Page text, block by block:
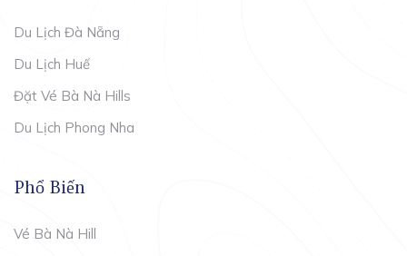
Du Lịch Đà Nẵng
Du Lịch Huế
Đặt Vé Bà Nà Hills
Du Lịch Phong Nha
Phổ Biến
Vé Bà Nà Hill